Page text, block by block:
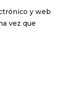
y web
vez que